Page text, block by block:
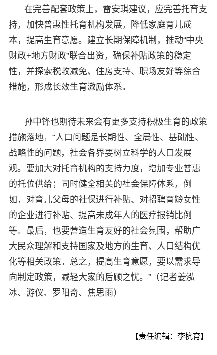
在完善配套政策上，雷安琪建议，应完善托育支
持，加快普惠性托育机构发展，降低家庭育儿成
本，提高生育意愿。建立长期保障机制，推动“中央
财政+地方财政”联合出资，确保补贴政策的稳定
性，并探索税收减免、住房支持、职场友好等综合
措施，形成长效生育激励体系。
孙中锋也期待未来会有更多支持积极生育的政策
措施落地，“人口问题是长期性、全局性、基础性、
战略性的问题，社会各界要树立科学的人口发展
观。要加大对托育机构的支持力度，增加专业普惠
的托位供给；同时健全相关的社会保障体系，例
如，对育儿父母的社保进行补贴、对招聘育龄女性
的企业进行补贴、提高未成年人的医疗报销比例
等。最后，也要营造生育友好的社会氛围，帮助广
大民众理解和支持国家及地方的生育、人口结构优
化等相关政策。总之，提高生育意愿，要以需求导
向制定政策，减轻大家的后顾之忧。”（记者姜泓
冰、游仪、罗阳奇、焦思雨）
【责任编辑：李杭育】